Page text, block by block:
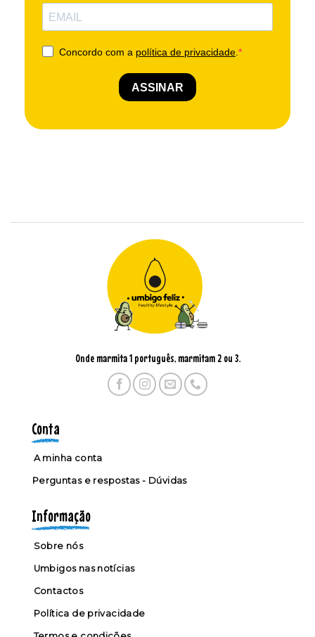
Onde marmita 1 português, marmitam 2 ou 3.
Conta
A minha conta
Perguntas e respostas - Dúvidas
Informação
Sobre nós
Umbigos nas notícias
Contactos
Política de privacidade